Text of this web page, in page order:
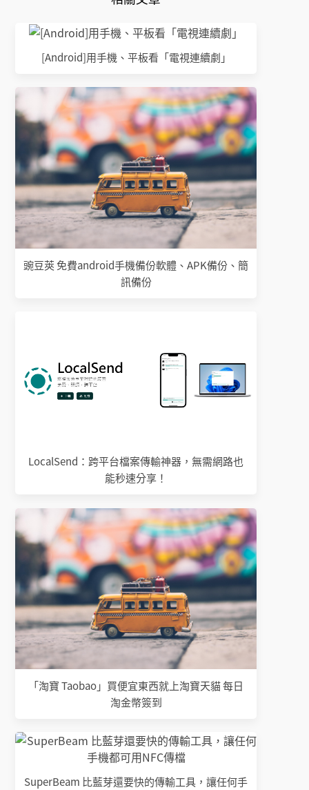
[Android]用手機、平板看「電視連續劇」
豌豆莢 免費android手機備份軟體、APK備份、簡
訊備份
LocalSend：跨平台檔案傳輸神器，無需網路也
能秒速分享！
「淘寶 Taobao」買便宜東西就上淘寶天貓 每日
淘金幣簽到
SuperBeam 比藍芽還要快的傳輸工具，讓任何手